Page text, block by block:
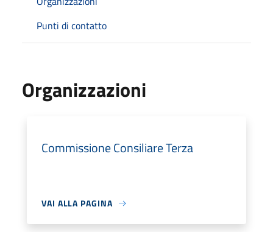
Punti di contatto
Organizzazioni
Commissione Consiliare Terza
VAI ALLA PAGINA